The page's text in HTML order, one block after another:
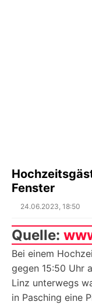
Fenster
Posted
24.06.2023, 18:50
Quelle:
Bei einem
gegen 15:50 Uhr
Linz unterwegs
in Pasching eine